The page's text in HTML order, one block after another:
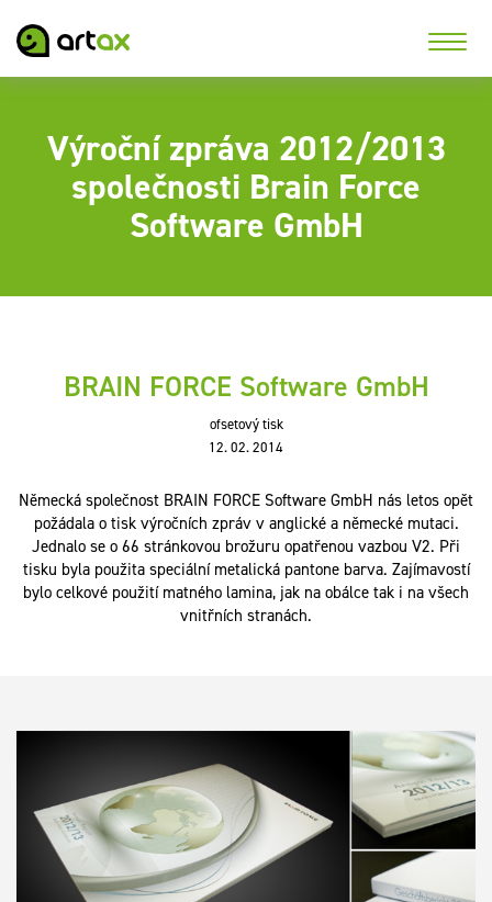
Výroční zpráva 2012/2013
společnosti Brain Force
Software GmbH
BRAIN FORCE Software GmbH
ofsetový tisk
12. 02. 2014
Německá společnost BRAIN FORCE Software GmbH nás letos opět
požádala o tisk výročních zpráv v anglické a německé mutaci.
Jednalo se o 66 stránkovou brožuru opatřenou vazbou V2. Při
tisku byla použita speciální metalická pantone barva. Zajímavostí
bylo celkové použití matného lamina, jak na obálce tak i na všech
vnitřních stranách.